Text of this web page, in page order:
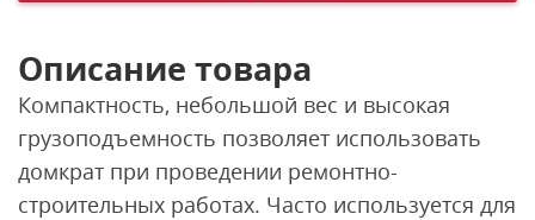
Описание товара
Компактность, небольшой вес и высокая
грузоподъемность позволяет использовать
домкрат при проведении ремонтно-
строительных работах. Часто используется для